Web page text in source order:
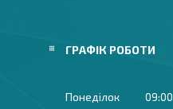
ГРАФІК РОБОТИ
Понеділок 09:00